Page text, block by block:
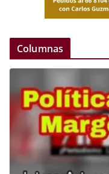
Columnas